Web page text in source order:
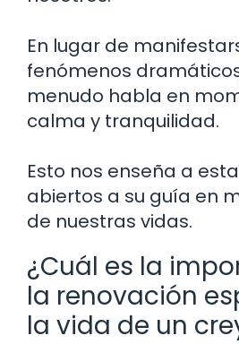
En lugar de
fenómenos
menudo habla en
calma y tranquilidad.
Esto nos enseña a
abiertos a su guía en
de nuestras vidas.
¿Cuál es la
la renovación
la vida de un